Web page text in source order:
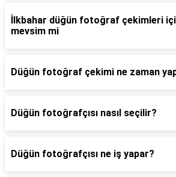
İlkbahar düğün fotoğraf çekimleri
mevsim mi
Düğün fotoğraf çekimi ne zaman
Düğün fotoğrafçısı nasıl seçilir?
Düğün fotoğrafçısı ne iş yapar?